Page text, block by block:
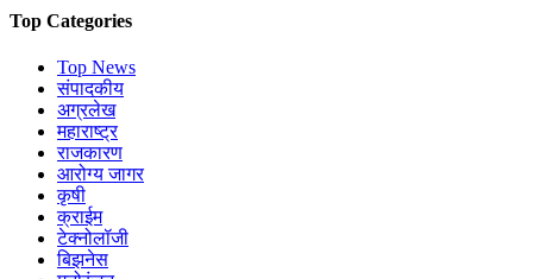
Top Categories
Top News
संपादकीय
अग्रलेख
महाराष्ट्र
राजकारण
आरोग्य जागर
कृषी
क्राईम
टेक्नोलॉजी
बिझनेस